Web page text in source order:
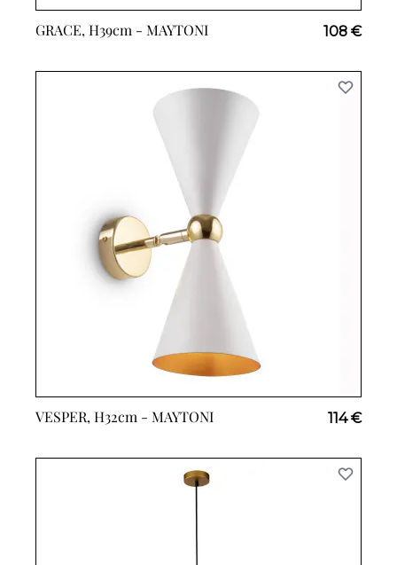
GRACE, H39cm - MAYTONI 108 €
VESPER, H32cm - MAYTONI 114 €